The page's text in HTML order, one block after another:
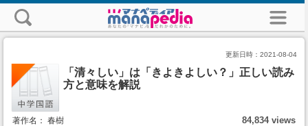
更新日時： 2021-08-04
「清々しい」は「きよきよしい？」正しい読み
方と意味を解説
著作名： 春樹 84,834 views